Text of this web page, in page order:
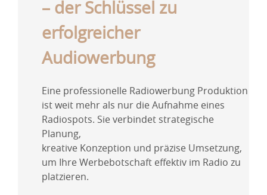
– der Schlüssel zu
erfolgreicher
Audiowerbung
Eine professionelle Radiowerbung Produktion
ist weit mehr als nur die Aufnahme eines
Radiospots. Sie verbindet strategische
Planung,
kreative Konzeption und präzise Umsetzung,
um Ihre Werbebotschaft effektiv im Radio zu
platzieren.